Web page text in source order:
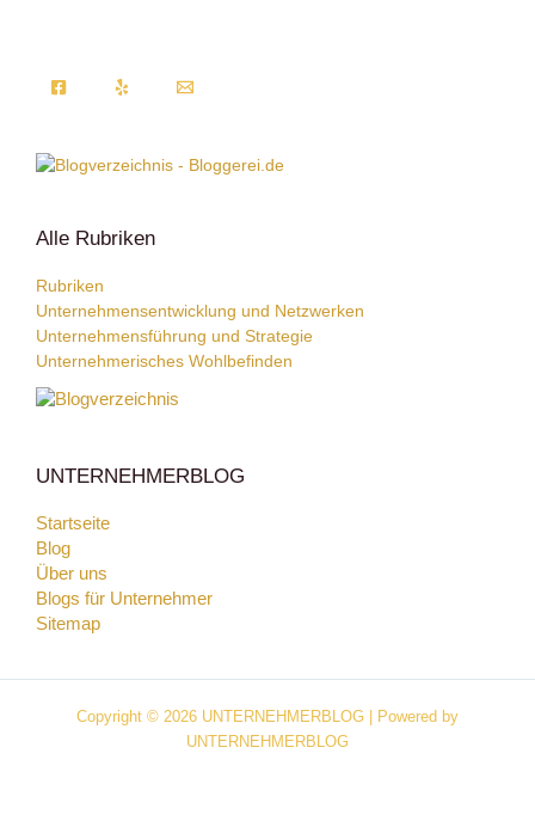
Alle Rubriken
Rubriken
Unternehmensentwicklung und Netzwerken
Unternehmensführung und Strategie
Unternehmerisches Wohlbefinden
UNTERNEHMERBLOG
Startseite
Blog
Über uns
Blogs für Unternehmer
Sitemap
Copyright © 2026 UNTERNEHMERBLOG | Powered by
UNTERNEHMERBLOG